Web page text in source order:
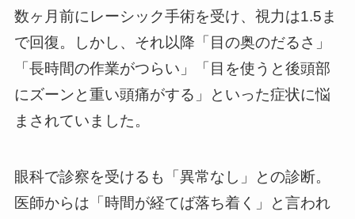
数ヶ月前にレーシック手術を受け、視力は1.5ま
で回復。しかし、それ以降「目の奥のだるさ」
「長時間の作業がつらい」「目を使うと後頭部
にズーンと重い頭痛がする」といった症状に悩
まされていました。
眼科で診察を受けるも「異常なし」との診断。
医師からは「時間が経てば落ち着く」と言われ